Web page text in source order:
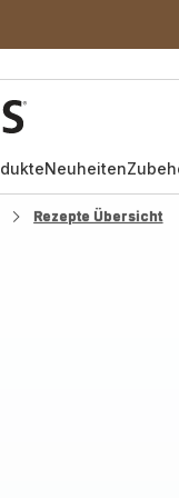
Neuheiten
Rezepte Übersicht